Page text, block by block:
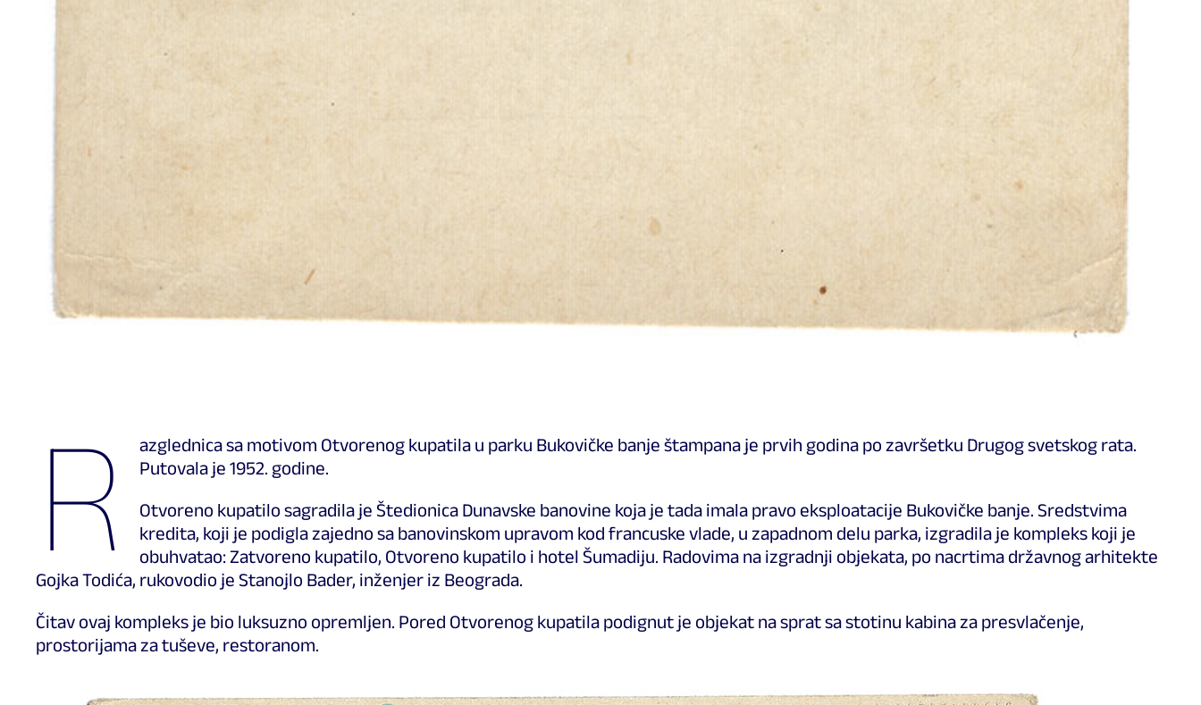
R
azglednica sa motivom Otvorenog kupatila u parku Bukovičke banje štampana je prvih godina po završetku Drugog svetskog rata.
Putovala je 1952. godine.
Otvoreno kupatilo sagradila je Štedionica Dunavske banovine koja je tada imala pravo eksploatacije Bukovičke banje. Sredstvima
kredita, koji je podigla zajedno sa banovinskom upravom kod francuske vlade, u zapadnom delu parka, izgradila je kompleks koji je
obuhvatao: Zatvoreno kupatilo, Otvoreno kupatilo i hotel Šumadiju. Radovima na izgradnji objekata, po nacrtima državnog arhitekte
Gojka Todića, rukovodio je Stanojlo Bader, inženjer iz Beograda.
Čitav ovaj kompleks je bio luksuzno opremljen. Pored Otvorenog kupatila podignut je objekat na sprat sa stotinu kabina za presvlačenje,
prostorijama za tuševe, restoranom.